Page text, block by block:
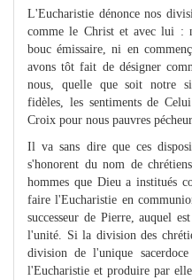
L'Eucharistie dénonce nos
comme le Christ et avec lui :
bouc émissaire, ni en
avons tôt fait de désigner
nous, quelle que soit notre
fidèles, les sentiments de
Croix pour nous pauvres
Il va sans dire que ces
s'honorent du nom de
hommes que Dieu a institués
faire l'Eucharistie en
successeur de Pierre, auquel
l'unité. Si la division des
division de l'unique
l'Eucharistie et produire par